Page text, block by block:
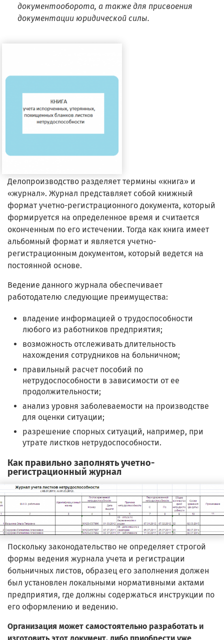
документооборота, а также для присвоения
документации юридической силы.
Делопроизводство разделяет термины «книга» и
«журнал». Журнал представляет собой книжный
формат учетно-регистрационного документа, который
формируется на определенное время и считается
оконченным по его истечении. Тогда как книга имеет
альбомный формат и является учетно-
регистрационным документом, который ведется на
постоянной основе.
Ведение данного журнала обеспечивает
работодателю следующие преимущества:
владение информацией о трудоспособности
любого из работников предприятия;
возможность отслеживать длительность
нахождения сотрудников на больничном;
правильный расчет пособий по
нетрудоспособности в зависимости от ее
продолжительности;
анализ уровня заболеваемости на производстве
для оценки ситуации;
разрешение спорных ситуаций, например, при
утрате листков нетрудоспособности.
Как правильно заполнять учетно-
регистрационный журнал
Поскольку законодательство не определяет строгой
формы ведения журнала учета и регистрации
больничных листов, образец его заполнения должен
был установлен локальными нормативными актами
предприятия, где должны содержаться инструкции по
его оформлению и ведению.
Организация может самостоятельно разработать и